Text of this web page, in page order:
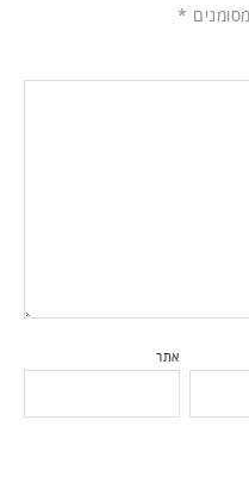
*
אתר